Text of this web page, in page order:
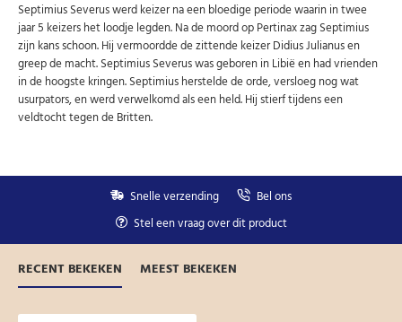
Septimius Severus werd keizer na een bloedige periode waarin in twee
jaar 5 keizers het loodje legden. Na de moord op Pertinax zag Septimius
zijn kans schoon. Hij vermoordde de zittende keizer Didius Julianus en
greep de macht. Septimius Severus was geboren in Libië en had vrienden
in de hoogste kringen. Septimius herstelde de orde, versloeg nog wat
usurpators, en werd verwelkomd als een held. Hij stierf tijdens een
veldtocht tegen de Britten.
Snelle verzending
Bel ons
Stel een vraag over dit product
RECENT BEKEKEN MEEST BEKEKEN